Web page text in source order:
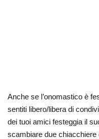
Anche se l’onomastico è
sentiti libero/libera di
dei tuoi amici festeggia il
scambiare due